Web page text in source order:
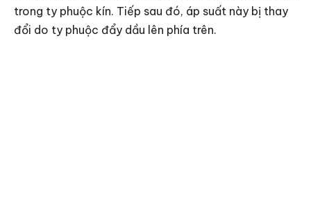
trong ty phuộc kín. Tiếp sau đó, áp suất này bị thay
đổi do ty phuộc đẩy dầu lên phía trên.